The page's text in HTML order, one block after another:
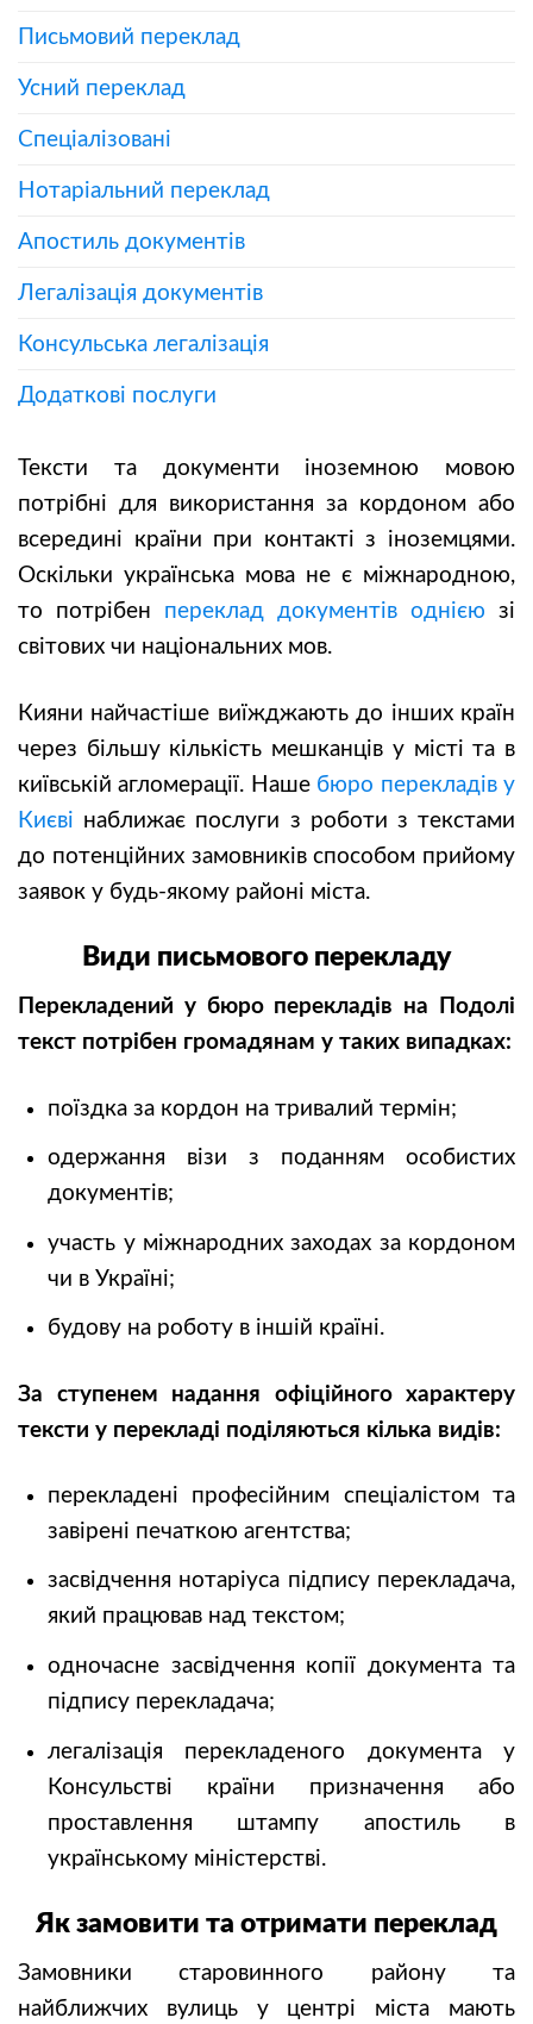
Письмовий переклад
Усний переклад
Спеціалізовані
Нотаріальний переклад
Апостиль документів
Легалізація документів
Консульська легалізація
Додаткові послуги
Тексти та документи іноземною мовою
потрібні для використання за кордоном або
всередині країни при контакті з іноземцями.
Оскільки українська мова не є міжнародною,
то потрібен переклад документів однією зі
світових чи національних мов.
Кияни найчастіше виїжджають до інших країн
через більшу кількість мешканців у місті та в
київській агломерації. Наше бюро перекладів у
Києві наближає послуги з роботи з текстами
до потенційних замовників способом прийому
заявок у будь-якому районі міста.
Види письмового перекладу
Перекладений у бюро перекладів на Подолі
текст потрібен громадянам у таких випадках:
поїздка за кордон на тривалий термін;
одержання візи з поданням особистих
документів;
участь у міжнародних заходах за кордоном
чи в Україні;
будову на роботу в іншій країні.
За ступенем надання офіційного характеру
тексти у перекладі поділяються кілька видів:
перекладені професійним спеціалістом та
завірені печаткою агентства;
засвідчення нотаріуса підпису перекладача,
який працював над текстом;
одночасне засвідчення копії документа та
підпису перекладача;
легалізація перекладеного документа у
Консульстві країни призначення або
проставлення штампу апостиль в
українському міністерстві.
Як замовити та отримати переклад
Замовники старовинного району та
найближчих вулиць у центрі міста мають